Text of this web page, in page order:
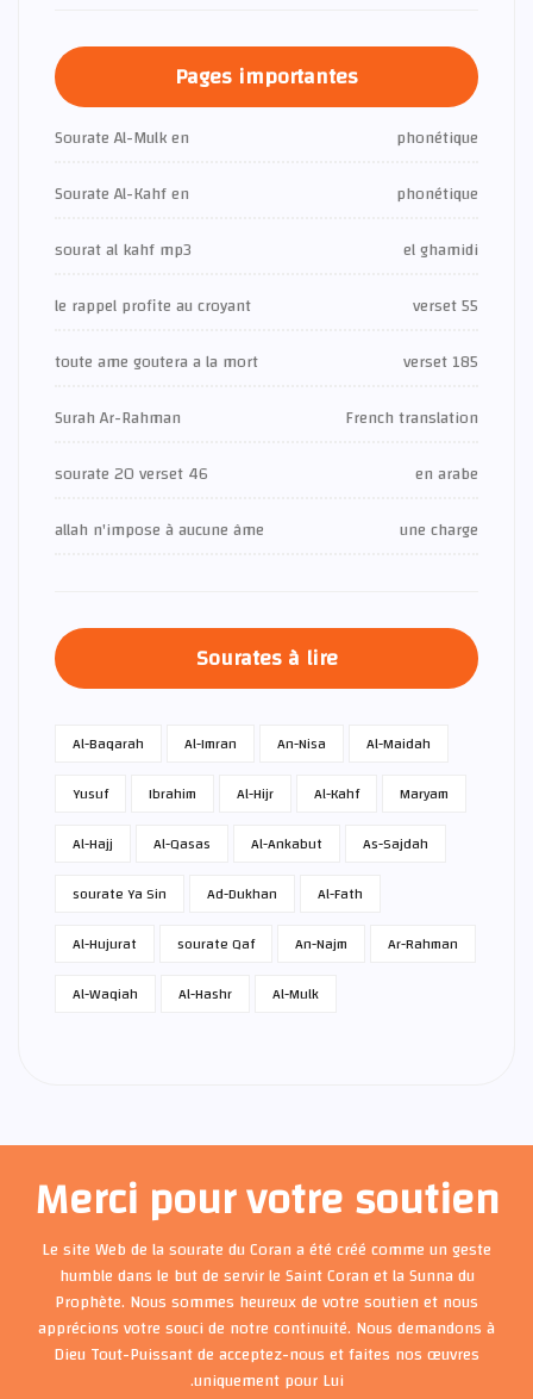
Pages importantes
Sourate Al-Mulk en
phonétique
Sourate Al-Kahf en
phonétique
sourat al kahf mp3
el ghamidi
le rappel profite au croyant
verset 55
toute ame goutera a la mort
verset 185
Surah Ar-Rahman
French translation
sourate 20 verset 46
en arabe
allah n'impose à aucune âme
une charge
Sourates à lire
Al-Baqarah Al-Imran An-Nisa
Al-Maidah
Yusuf
Ibrahim Al-Hijr Al-Kahf
Maryam
Al-Hajj
Al-Qasas Al-Ankabut
As-Sajdah
sourate Ya Sin
Ad-Dukhan
Al-Fath
Al-Hujurat
sourate Qaf An-Najm
Ar-Rahman
Al-Waqiah
Al-Hashr Al-Mulk
Merci pour votre soutien
Le site Web de la sourate du Coran a été créé comme un geste
humble dans le but de servir le Saint Coran et la Sunna du
Prophète. Nous sommes heureux de votre soutien et nous
apprécions votre souci de notre continuité. Nous demandons à
Dieu Tout-Puissant de acceptez-nous et faites nos œuvres
uniquement pour Lui.